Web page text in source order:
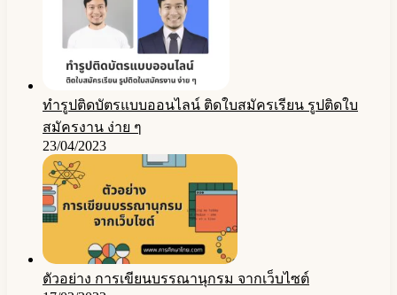
ทำรูปติดบัตรแบบออนไลน์ ติดใบสมัครเรียน รูปติดใบ
สมัครงาน ง่าย ๆ
23/04/2023
ตัวอย่าง การเขียนบรรณานุกรม จากเว็บไซต์